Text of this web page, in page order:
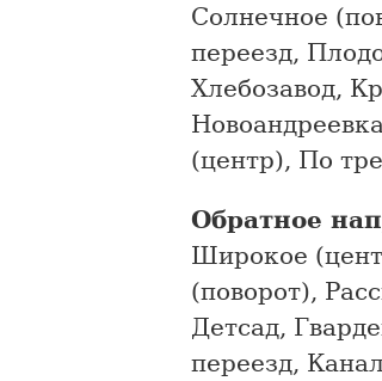
Солнечное
переезд,
Хлебозавод,
(центр), По
Обратное
Широкое
(поворот),
Детсад,
переезд,